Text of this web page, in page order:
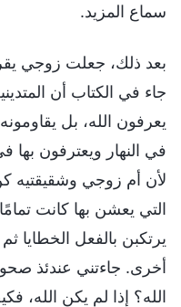
سماع المزيد.
بعد ذلك، جعلت زوجي
جاء في الكتاب أن
يعرفون الله، بل
في النهار ويعترفون بها
لأن أم زوجي وشقيقتيه
التي يعشن بها كانت
يرتكبن بالفعل الخطايا
أخرى. جاءتني عندئذ
الله؟ إذا لم يكن الله،